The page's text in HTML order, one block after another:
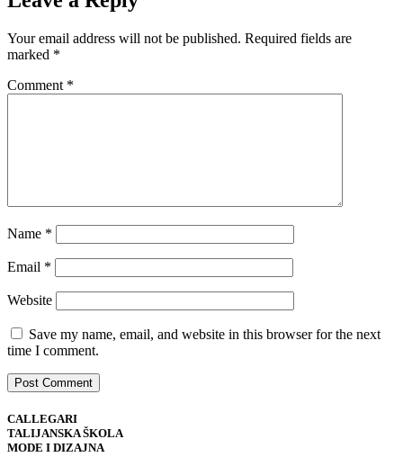
Your email address will not be published. Required fields are
marked *
Comment *
Name *
Email *
Website
Save my name, email, and website in this browser for the next
time I comment.
CALLEGARI
TALIJANSKA ŠKOLA
MODE I DIZAJNA